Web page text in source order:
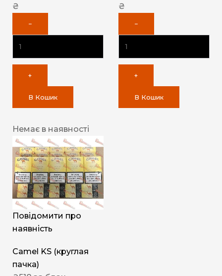
₴
−
+
В Кошик
₴
−
+
В Кошик
Немає в наявності
Повідомити про
наявність
Camel KS (круглая
пачка)